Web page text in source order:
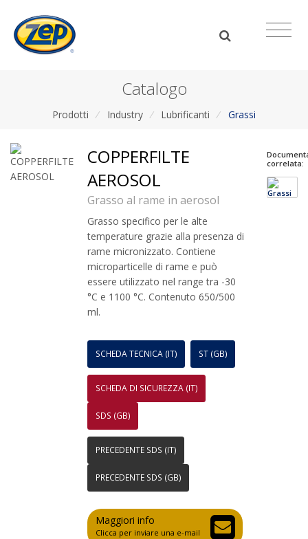
Catalogo
Prodotti / Industry / Lubrificanti / Grassi
COPPERFILTE
AEROSOL
Grasso al rame in aerosol
Grasso specifico per le alte
temperature grazie alla presenza di
rame micronizzato. Contiene
microparticelle di rame e può
essere utilizzato nel range tra -30
°C e 1100 °C. Contenuto 650/500
ml.
SCHEDA TECNICA (IT) ST (GB)
SCHEDA DI SICUREZZA (IT)
SDS (GB)
PRECEDENTE SDS (IT)
PRECEDENTE SDS (GB)
Maggiori info
Clicca per inviare una e-mail
correlata: